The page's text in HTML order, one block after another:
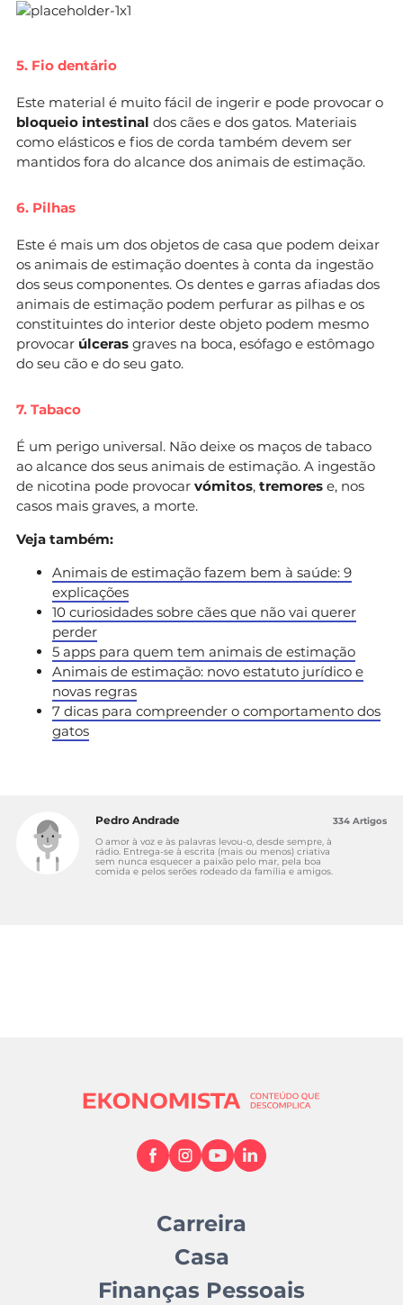
5. Fio dentário
Este material é muito fácil de ingerir e pode provocar o
bloqueio intestinal dos cães e dos gatos. Materiais
como elásticos e fios de corda também devem ser
mantidos fora do alcance dos animais de estimação.
6. Pilhas
Este é mais um dos objetos de casa que podem deixar
os animais de estimação doentes à conta da ingestão
dos seus componentes. Os dentes e garras afiadas dos
animais de estimação podem perfurar as pilhas e os
constituintes do interior deste objeto podem mesmo
provocar úlceras graves na boca, esófago e estômago
do seu cão e do seu gato.
7. Tabaco
É um perigo universal. Não deixe os maços de tabaco
ao alcance dos seus animais de estimação. A ingestão
de nicotina pode provocar vómitos, tremores e, nos
casos mais graves, a morte.
Veja também:
Animais de estimação fazem bem à saúde: 9
explicações
10 curiosidades sobre cães que não vai querer
perder
5 apps para quem tem animais de estimação
Animais de estimação: novo estatuto jurídico e
novas regras
7 dicas para compreender o comportamento dos
gatos
Pedro Andrade
O amor à voz e às palavras levou-o, desde sempre, à
rádio. Entrega-se à escrita (mais ou menos) criativa
sem nunca esquecer a paixão pelo mar, pela boa
comida e pelos serões rodeado da família e amigos.
334 Artigos
Carreira
Casa
Finanças Pessoais